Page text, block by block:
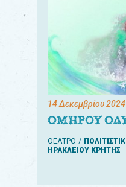
14 Δεκεμβρίου 2024
ΟΜΗΡΟΥ
ΘΕΑΤΡΟ
ΗΡΑΚΛΕΙΟΥ ΚΡΗΤΗΣ